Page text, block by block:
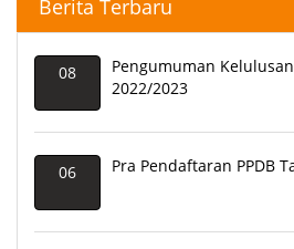
Berita Terbaru
08
Pengumuman
2022/2023
06 Pra Pendaftaran PPDB